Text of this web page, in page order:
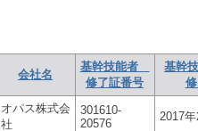
会社名
基幹技能者
修了証番号
基幹
オパス株式会
社
301610-
20576
2017